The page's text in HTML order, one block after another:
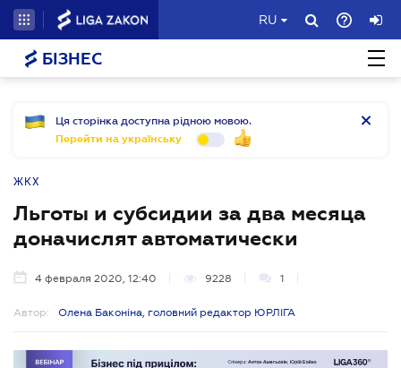
RU
БІЗНЕС
Ця сторінка доступна рідною мовою.
Перейти на українську
ЖКХ
Льготы и субсидии за два месяца
доначислят автоматически
4 февраля 2020, 12:40 9228 1
Автор: Олена Баконіна, головний редактор ЮРЛІГА